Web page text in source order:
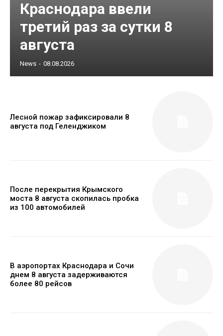
Краснодара ввели
третий раз за сутки 8
августа
News - 08.08.2026
Лесной пожар зафиксировали 8
августа под Геленджиком
После перекрытия Крымского
моста 8 августа скопилась пробка
из 100 автомобилей
В аэропортах Краснодара и Сочи
днем 8 августа задерживаются
более 80 рейсов